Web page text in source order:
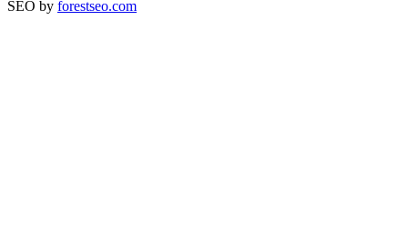
SEO by forestseo.com